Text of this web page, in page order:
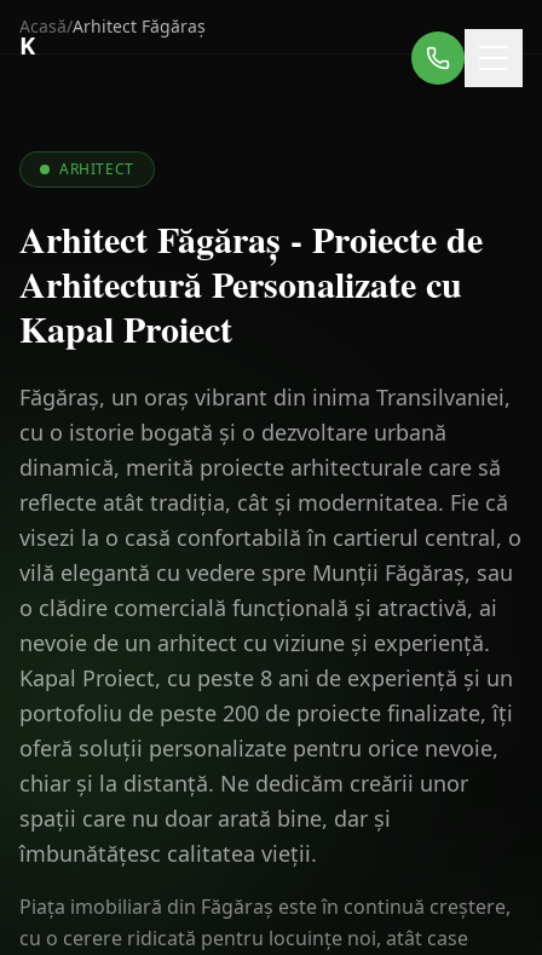
K
Acasă/Arhitect Făgăraș
ARHITECT
Arhitect Făgăraș - Proiecte de
Arhitectură Personalizate cu
Kapal Proiect
Făgăraș, un oraș vibrant din inima Transilvaniei,
cu o istorie bogată și o dezvoltare urbană
dinamică, merită proiecte arhitecturale care să
reflecte atât tradiția, cât și modernitatea. Fie că
visezi la o casă confortabilă în cartierul central, o
vilă elegantă cu vedere spre Munții Făgăraș, sau
o clădire comercială funcțională și atractivă, ai
nevoie de un arhitect cu viziune și experiență.
Kapal Proiect, cu peste 8 ani de experiență și un
portofoliu de peste 200 de proiecte finalizate, îți
oferă soluții personalizate pentru orice nevoie,
chiar și la distanță. Ne dedicăm creării unor
spații care nu doar arată bine, dar și
îmbunătățesc calitatea vieții.
Piața imobiliară din Făgăraș este în continuă creștere,
cu o cerere ridicată pentru locuințe noi, atât case